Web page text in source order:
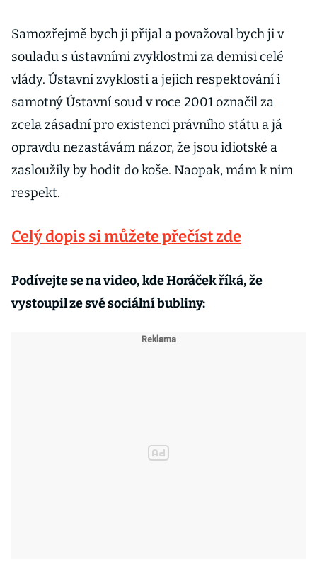
Samozřejmě bych ji přijal a považoval bych ji v
souladu s ústavními zvyklostmi za demisi celé
vlády. Ústavní zvyklosti a jejich respektování i
samotný Ústavní soud v roce 2001 označil za
zcela zásadní pro existenci právního státu a já
opravdu nezastávám názor, že jsou idiotské a
zasloužily by hodit do koše. Naopak, mám k nim
respekt.
Celý dopis si můžete přečíst zde
Podívejte se na video, kde Horáček říká, že
vystoupil ze své sociální bubliny: